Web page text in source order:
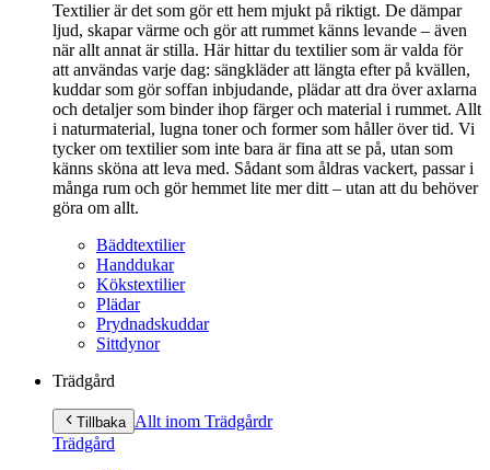
Textilier är det som gör ett hem mjukt på riktigt. De dämpar
ljud, skapar värme och gör att rummet känns levande – även
när allt annat är stilla. Här hittar du textilier som är valda för
att användas varje dag: sängkläder att längta efter på kvällen,
kuddar som gör soffan inbjudande, plädar att dra över axlarna
och detaljer som binder ihop färger och material i rummet. Allt
i naturmaterial, lugna toner och former som håller över tid. Vi
tycker om textilier som inte bara är fina att se på, utan som
känns sköna att leva med. Sådant som åldras vackert, passar i
många rum och gör hemmet lite mer ditt – utan att du behöver
göra om allt.
Bäddtextilier
Handdukar
Kökstextilier
Plädar
Prydnadskuddar
Sittdynor
Trädgård
Tillbaka Allt inom Trädgårdr
Trädgård